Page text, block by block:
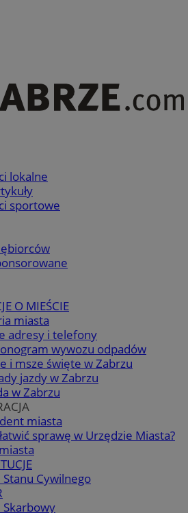
lokalne
sportowe
O MIEŚCIE
miasta
adresy i telefony
wywozu odpadów
i msze święte w Zabrzu
jazdy w Zabrzu
w Zabrzu
miasta
sprawę w Urzędzie Miasta?
Stanu Cywilnego
Skarbowy